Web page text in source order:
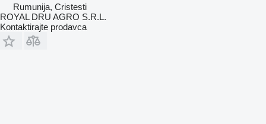
Rumunija, Cristesti
ROYAL DRU AGRO S.R.L.
Kontaktirajte prodavca